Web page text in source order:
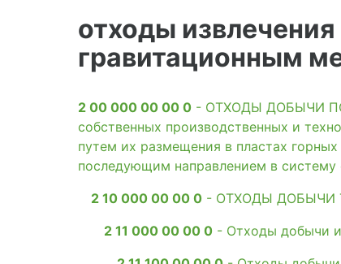
отходы
гравитационным
2 00 000 00 00 0 - ОТХОДЫ ДОБЫЧИ
собственных производственных и
путем их размещения в пластах
последующим направлением в
2 10 000 00 00 0 - ОТХОДЫ ДОБЫЧИ
2 11 000 00 00 0 - Отходы добычи